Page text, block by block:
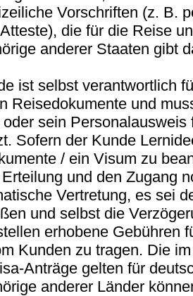
Vorschriften (z. B.
die für die Reise
anderer Staaten gibt
ist selbst verantwortlich
Reisedokumente und
sein
Sofern der Kunde
/ ein Visum zu
und den Zugang
Vertretung, es sei
und selbst die
erhobene Gebühren
Kunden zu tragen. Die
Anträge gelten für
anderer Länder